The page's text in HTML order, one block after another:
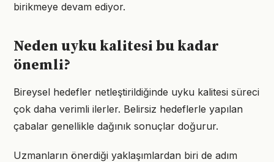
birikmeye devam ediyor.
Neden uyku kalitesi bu kadar
önemli?
Bireysel hedefler netleştirildiğinde uyku kalitesi süreci
çok daha verimli ilerler. Belirsiz hedeflerle yapılan
çabalar genellikle dağınık sonuçlar doğurur.
Uzmanların önerdiği yaklaşımlardan biri de adım